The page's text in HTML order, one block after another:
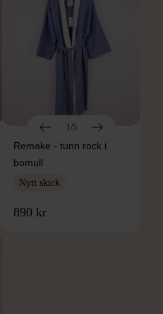
1/5
Remake - tunn rock i
bomull
Nytt skick
890 kr